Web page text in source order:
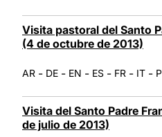
Visita pastoral del Santo
(4 de octubre de 2013)
AR - DE - EN - ES - FR - IT -
Visita del Santo Padre
de julio de 2013)